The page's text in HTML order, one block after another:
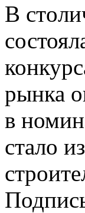
В
рынка
в
стало